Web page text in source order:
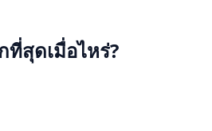
สุดเมื่อไหร่?